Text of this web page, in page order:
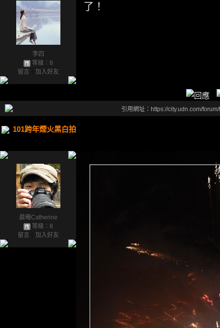
李四
等級：8
留言
加入好友
了！
引用網址：https://city.udn.com/
101跨年煙火黑白拍
晨曦Catherine
等級：8
留言
加入好友